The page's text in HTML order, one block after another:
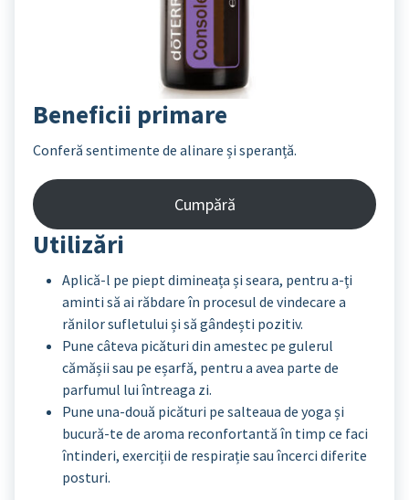
Beneficii primare
Conferă sentimente de alinare și speranță.
Cumpără
Utilizări
Aplică-l pe piept dimineața și seara, pentru a-ți
aminti să ai răbdare în procesul de vindecare a
rănilor sufletului și să gândești pozitiv.
Pune câteva picături din amestec pe gulerul
cămășii sau pe eșarfă, pentru a avea parte de
parfumul lui întreaga zi.
Pune una-două picături pe salteaua de yoga și
bucură-te de aroma reconfortantă în timp ce faci
întinderi, exerciții de respirație sau încerci diferite
posturi.